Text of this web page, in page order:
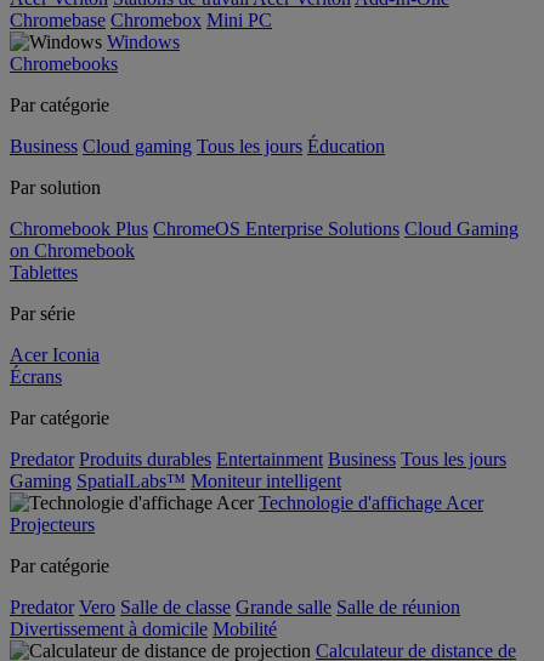
Chromebase Chromebox Mini PC
Windows
Chromebooks
Par catégorie
Business Cloud gaming Tous les jours Éducation
Par solution
Chromebook Plus ChromeOS Enterprise Solutions Cloud Gaming
on Chromebook
Tablettes
Par série
Acer Iconia
Écrans
Par catégorie
Predator Produits durables Entertainment Business Tous les jours
Gaming SpatialLabs™ Moniteur intelligent
Technologie d'affichage Acer
Projecteurs
Par catégorie
Predator Vero Salle de classe Grande salle Salle de réunion
Divertissement à domicile Mobilité
Calculateur de distance de